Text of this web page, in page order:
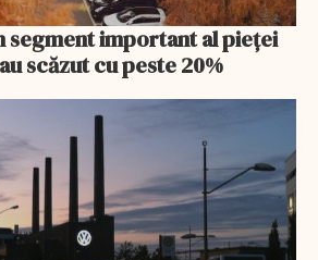
segment important al pieței
scăzut cu peste 20%